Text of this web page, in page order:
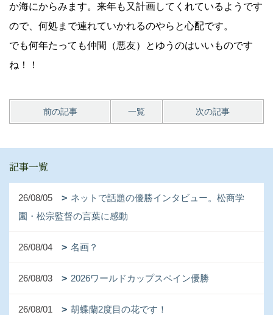
か海にからみます。来年も又計画してくれているようです
ので、何処まで連れていかれるのやらと心配です。
でも何年たっても仲間（悪友）とゆうのはいいものです
ね！！
前の記事 一覧 次の記事
記事一覧
26/08/05
ネットで話題の優勝インタビュー。松商学
園・松宗監督の言葉に感動
26/08/04 名画？
26/08/03 2026ワールドカップスペイン優勝
26/08/01 胡蝶蘭2度目の花です！